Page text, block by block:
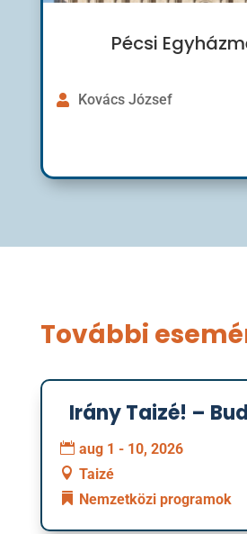
Pécsi
Kovács József
További
01
augusztus
Irány Taizé! –
aug 1 - 10, 2026
Taizé
Nemzetközi programok